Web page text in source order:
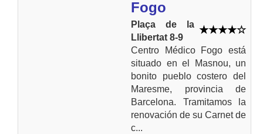
Fogo
Plaça de la
Llibertat 8-9
Centro Médico Fogo está
situado en el Masnou, un
bonito pueblo costero del
Maresme, provincia de
Barcelona. Tramitamos la
renovación de su Carnet de
c...